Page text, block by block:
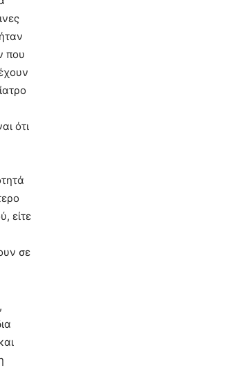
που
ότι
είτε
σε